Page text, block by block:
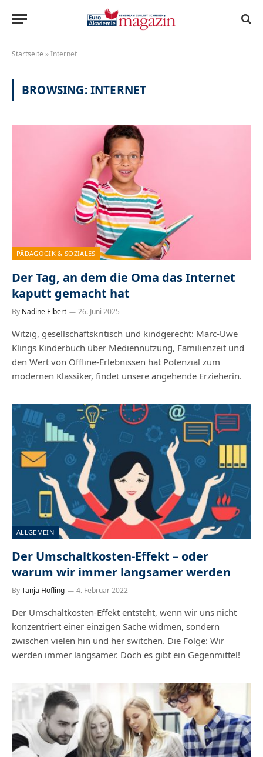
Startseite »Internet
BROWSING:INTERNET
PÄDAGOGIK & SOZIALES
Der Tag, an dem die Oma das Internet
kaputt gemacht hat
By Nadine Elbert 26. Juni 2025
Witzig, gesellschaftskritisch und kindgerecht: Marc-Uwe
Klings Kinderbuch über Mediennutzung, Familienzeit und
den Wert von Offline-Erlebnissen hat Potenzial zum
modernen Klassiker, findet unsere angehende Erzieherin.
ALLGEMEIN
Der Umschaltkosten-Effekt – oder
warum wir immer langsamer werden
ByTanja Höfling 4. Februar 2022
Der Umschaltkosten-Effekt entsteht, wenn wir uns nicht
konzentriert einer einzigen Sache widmen, sondern
zwischen vielen hin und her switchen. Die Folge: Wir
werden immer langsamer. Doch es gibt ein Gegenmittel!